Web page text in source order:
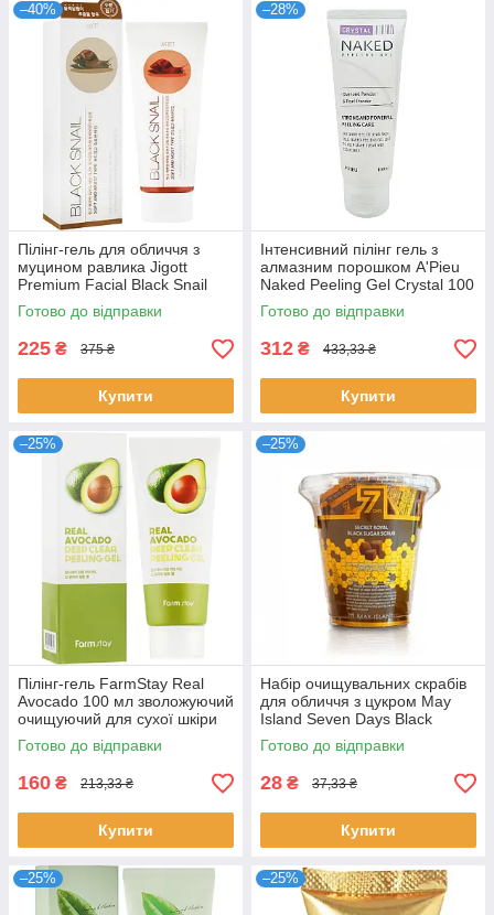
–40%
Пілінг-гель для обличчя з
муцином равлика Jigott
Premium Facial Black Snail
Peeling Gel 180 мл
Готово до відправки
225 ₴ 375 ₴
Купити
–28%
Інтенсивний пілінг гель з
алмазним порошком A'Pieu
Naked Peeling Gel Crystal 100
мл (8806185782630)
Готово до відправки
312 ₴ 433,33 ₴
Купити
–25%
Пілінг-гель FarmStay Real
Avocado 100 мл зволожуючий
очищуючий для сухої шкіри
гель-скатка Фармстей
Готово до відправки
160 ₴ 213,33 ₴
Купити
–25%
Набір очищувальних скрабів
для обличчя з цукром May
Island Seven Days Black
Sugar Scrub 12 шт*5 г
Готово до відправки
28 ₴ 37,33 ₴
Купити
–25% –25%